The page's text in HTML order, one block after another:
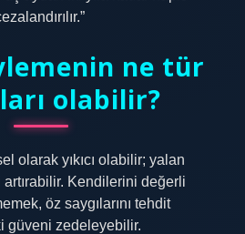
ne tür
olabilir?
olarak yıkıcı olabilir; yalan
Kendilerini değerli
öz saygılarını tehdit
güveni zedeleyebilir.